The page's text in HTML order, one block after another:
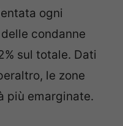
ogni
condanne
sul totale. Dati
le zone
più emarginate.